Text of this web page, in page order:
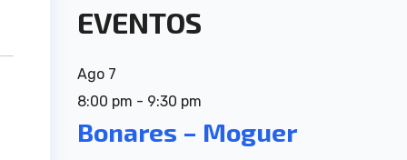
EVENTOS
Ago 7
8:00 pm - 9:30 pm
Bonares – Moguer